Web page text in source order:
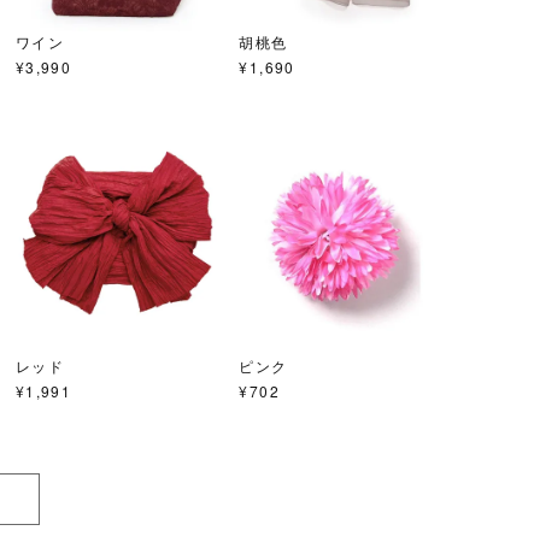
ワイン
¥3,990
胡桃色
¥1,690
レッド
¥1,991
ピンク
¥702